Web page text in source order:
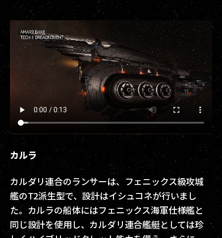
カルラ
カルダリ連合のランサーは、フェニックス級攻城
艦のT2派生型で、設計はイシュコネが行いまし
た。カルラの船体にはフェニックス海軍仕様艦と
同じ設計を使用し、カルダリ連合艦艇としては珍